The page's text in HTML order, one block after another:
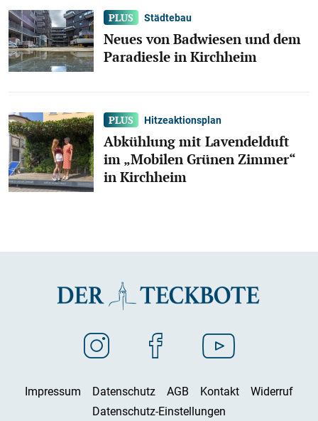
Städtebau
Neues von Badwiesen und dem
Paradiesle in Kirchheim
Hitzeaktionsplan
Abkühlung mit Lavendelduft
im „Mobilen Grünen Zimmer“
in Kirchheim
Impressum Datenschutz AGB Kontakt
Widerruf
Datenschutz-Einstellungen